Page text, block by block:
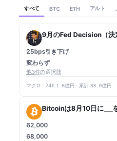
すべて BTC ETH アルト
9月のFed Decision（決
25bps引き下げ
変わらず
他3件の選択肢
マクロ · 24h 1.6億円 · 累計 33.0億円
Bitcoinは8月10日に___
62,000
68,000